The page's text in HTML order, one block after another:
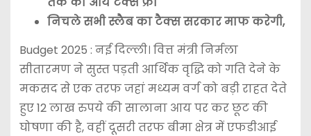
निचले सभी स्लैब का टैक्स सरकार माफ करेगी,
Budget 2025 : नई दिल्ली। वित्त मंत्री निर्मला
सीतारमण ने सुस्त पड़ती आर्थिक वृद्धि को गति देने के
मकसद से एक तरफ जहां मध्यम वर्ग को बड़ी राहत देते
हुए 12 लाख रुपये की सालाना आय पर कर छूट की
घोषणा की है, वहीं दूसरी तरफ बीमा क्षेत्र में एफडीआई